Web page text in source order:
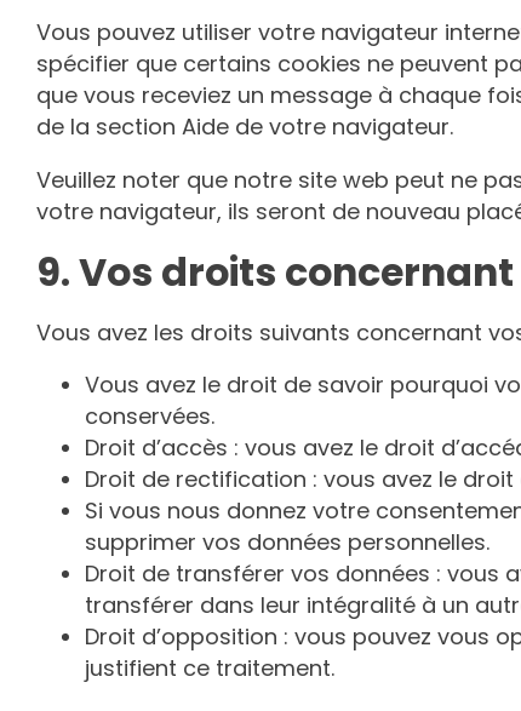
Vous pouvez utiliser votre navigateur
spécifier que certains cookies ne peuvent
que vous receviez un message à chaque
de la section Aide de votre navigateur.
Veuillez noter que notre site web peut ne
votre navigateur, ils seront de nouveau
9. Vos droits
Vous avez les droits suivants concernant
Vous avez le droit de savoir pourquoi
conservées.
Droit d’accès : vous avez le droit
Droit de rectification : vous avez le
Si vous nous donnez votre
supprimer vos données personnelles.
Droit de transférer vos données : vous
transférer dans leur intégralité à un
Droit d’opposition : vous pouvez vous
justifient ce traitement.